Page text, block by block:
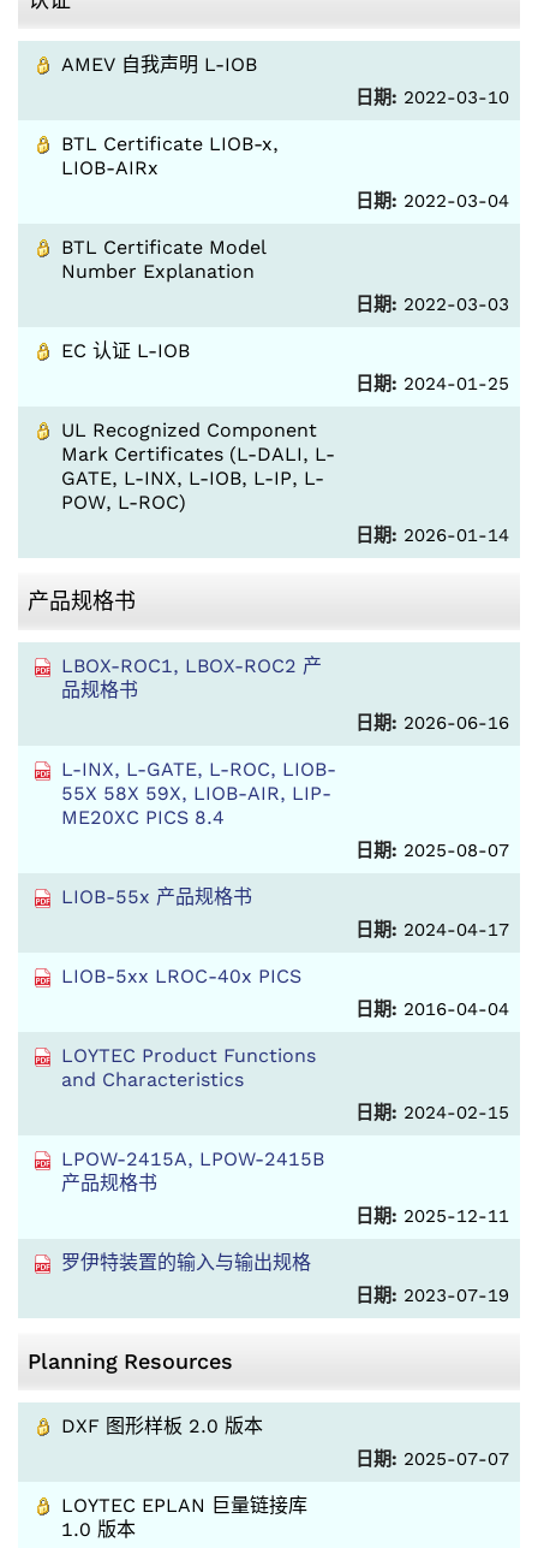
AMEV 自我声明 L-IOB
日期: 2022-03-10
BTL Certificate LIOB-x,
LIOB-AIRx
日期: 2022-03-04
BTL Certificate Model
Number Explanation
日期: 2022-03-03
EC 认证 L-IOB
日期: 2024-01-25
UL Recognized Component
Mark Certificates (L-DALI, L-
GATE, L-INX, L-IOB, L-IP, L-
POW, L-ROC)
日期: 2026-01-14
产品规格书
LBOX-ROC1, LBOX-ROC2 产
品规格书
日期: 2026-06-16
L-INX, L-GATE, L-ROC, LIOB-
55X 58X 59X, LIOB-AIR, LIP-
ME20XC PICS 8.4
日期: 2025-08-07
LIOB-55x 产品规格书
日期: 2024-04-17
LIOB-5xx LROC-40x PICS
日期: 2016-04-04
LOYTEC Product Functions
and Characteristics
日期: 2024-02-15
LPOW-2415A, LPOW-2415B
产品规格书
日期: 2025-12-11
罗伊特装置的输入与输出规格
日期: 2023-07-19
Planning Resources
DXF 图形样板 2.0 版本
日期: 2025-07-07
LOYTEC EPLAN 巨量链接库
1.0 版本